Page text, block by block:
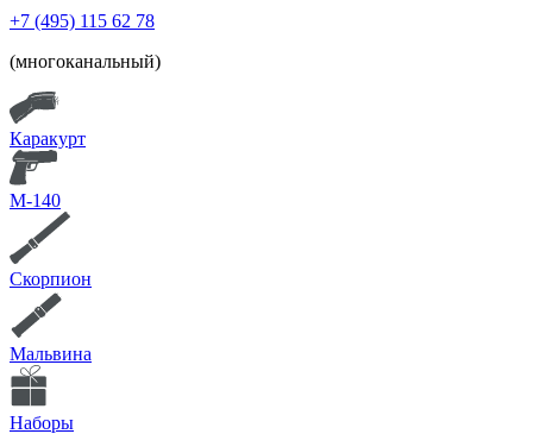
+7 (495) 115 62 78
(многоканальный)
Каракурт
М-140
Скорпион
Мальвина
Наборы